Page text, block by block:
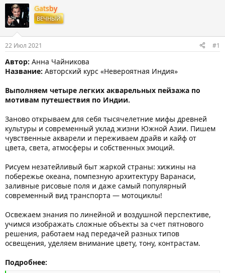
т
о
р
м
ы
т
а
н
а
л
а
Gatsby
ВЕЧНЫЙ
22 Июл 2021 #1
Автор: Анна Чайникова
Название: Авторский курс «Невероятная Индия»
Выполняем четыре легких акварельных пейзажа по
мотивам путешествия по Индии.
Заново открываем для себя тысячелетние мифы древней
культуры и современный уклад жизни Южной Азии. Пишем
чувственные акварели и переживаем драйв и кайф от
цвета, света, атмосферы и собственных эмоций.
Рисуем незатейливый быт жаркой страны: хижины на
побережье океана, помпезную архитектуру Варанаси,
заливные рисовые поля и даже самый популярный
современный вид транспорта — мотоциклы!
Освежаем знания по линейной и воздушной перспективе,
учимся изображать сложные объекты за счет пятнового
решения, работаем над передачей разных типов
освещения, уделяем внимание цвету, тону, контрастам.
Подробнее: